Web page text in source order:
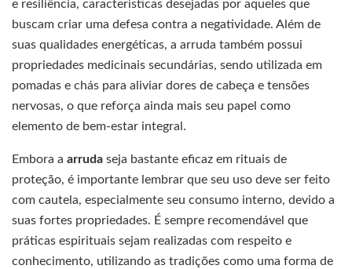
e resiliência, características desejadas por aqueles que
buscam criar uma defesa contra a negatividade. Além de
suas qualidades energéticas, a arruda também possui
propriedades medicinais secundárias, sendo utilizada em
pomadas e chás para aliviar dores de cabeça e tensões
nervosas, o que reforça ainda mais seu papel como
elemento de bem-estar integral.
Embora a arruda seja bastante eficaz em rituais de
proteção, é importante lembrar que seu uso deve ser feito
com cautela, especialmente seu consumo interno, devido a
suas fortes propriedades. É sempre recomendável que
práticas espirituais sejam realizadas com respeito e
conhecimento, utilizando as tradições como uma forma de